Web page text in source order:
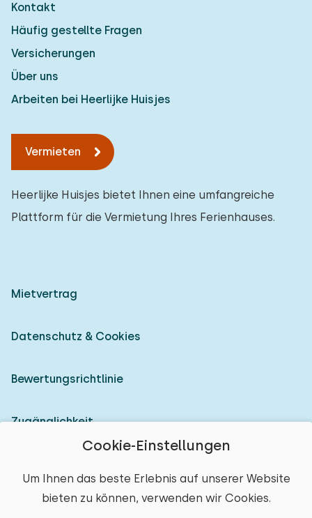
Cookie-Einstellungen
Um Ihnen das beste Erlebnis auf unserer Website
bieten zu können, verwenden wir Cookies.
Kontakt
Häufig gestellte Fragen
Versicherungen
Über uns
Arbeiten bei Heerlijke Huisjes
Vermieten
Heerlijke Huisjes bietet Ihnen eine umfangreiche
Plattform für die Vermietung Ihres Ferienhauses.
Mietvertrag
Datenschutz & Cookies
Bewertungsrichtlinie
Zugänglichkeit
© 2026 Heerlijke Huisjes (eingetragene Marke)